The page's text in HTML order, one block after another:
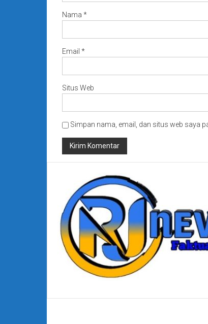
Nama *
Email *
Situs Web
Simpan nama, email, dan situs web saya